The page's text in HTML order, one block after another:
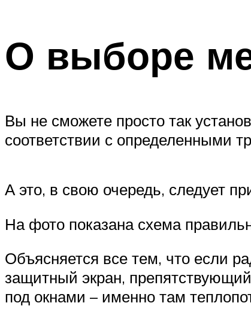
О выборе
Вы не сможете просто так
соответствии с определенными
А это, в свою очередь, следует
На фото показана схема
Объясняется все тем, что если
защитный экран,
под окнами – именно там